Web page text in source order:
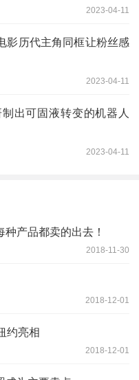
2023-04-11
影历代主角同框让粉丝感
2023-04-11
出可固液转变的机器人
2023-04-11
产品都卖的出去！
2018-11-30
2018-12-01
约亮相
2018-12-01